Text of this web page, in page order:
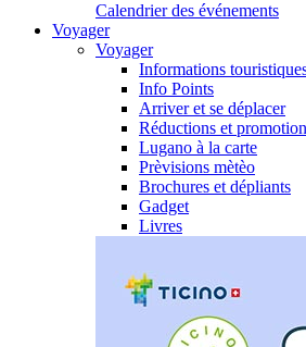
Calendrier des événements
Voyager
Voyager
Informations
Info Points
Arriver et se déplacer
Réductions et
Lugano à la carte
Prèvisions mètèo
Brochures et dépliants
Gadget
Livres